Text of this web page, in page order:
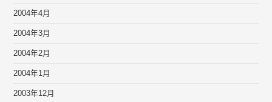
2004年4月
2004年3月
2004年2月
2004年1月
2003年12月